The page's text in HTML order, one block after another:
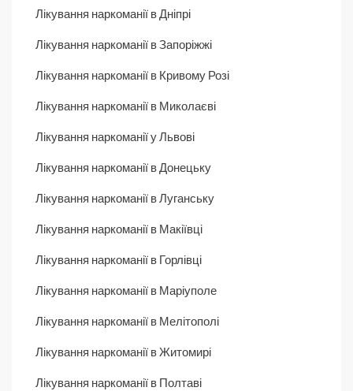
Лікування наркоманії в Дніпрі
Лікування наркоманії в Запоріжжі
Лікування наркоманії в Кривому Розі
Лікування наркоманії в Миколаєві
Лікування наркоманії у Львові
Лікування наркоманії в Донецьку
Лікування наркоманії в Луганську
Лікування наркоманії в Макіївці
Лікування наркоманії в Горлівці
Лікування наркоманії в Маріуполе
Лікування наркоманії в Мелітополі
Лікування наркоманії в Житомирі
Лікування наркоманії в Полтаві